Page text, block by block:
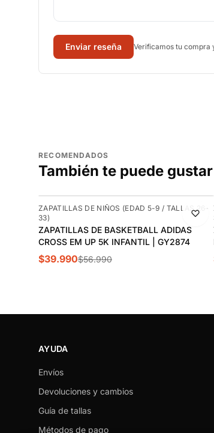
Enviar reseña Verificamos tu compra
RECOMENDADOS
También te puede gustar
-30%
ZAPATILLAS DE NIÑOS (EDAD 5-9 / TALLAS 26-
33)
ZAPATILLAS DE BASKETBALL ADIDAS
CROSS EM UP 5K INFANTIL | GY2874
$39.990$56.990
AYUDA
Envíos
Devoluciones y cambios
Guía de tallas
Métodos de pago